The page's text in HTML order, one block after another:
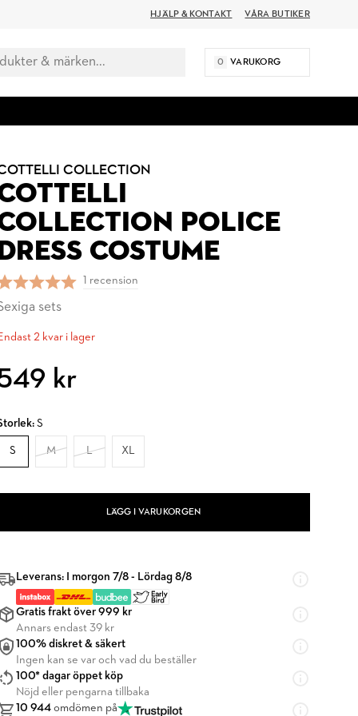
HJÄLP & KONTAKT VÅRA BUTIKER
0 VARUKORG
COLLECTION
POLICE
DRESS COSTUME
1 recension
sets
2 kvar i lager
kr
S
S M L XL
LÄGG I VARUKORGEN
Leverans: I morgon 7/8 - Lördag 8/8
Gratis frakt över 999 kr
Annars endast 39 kr
100% diskret & säkert
Ingen kan se var och vad du beställer
100* dagar öppet köp
Nöjd eller pengarna tillbaka
10 944 omdömen på